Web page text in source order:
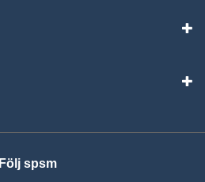
Följ spsm